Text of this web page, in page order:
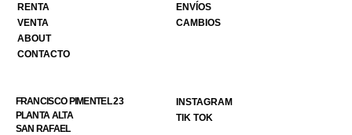
RENTA
VENTA
ABOUT
CONTACTO
ENVÍOS
CAMBIOS
FRANCISCO PIMENTEL 23
PLANTA ALTA
SAN RAFAEL
INSTAGRAM
TIK TOK